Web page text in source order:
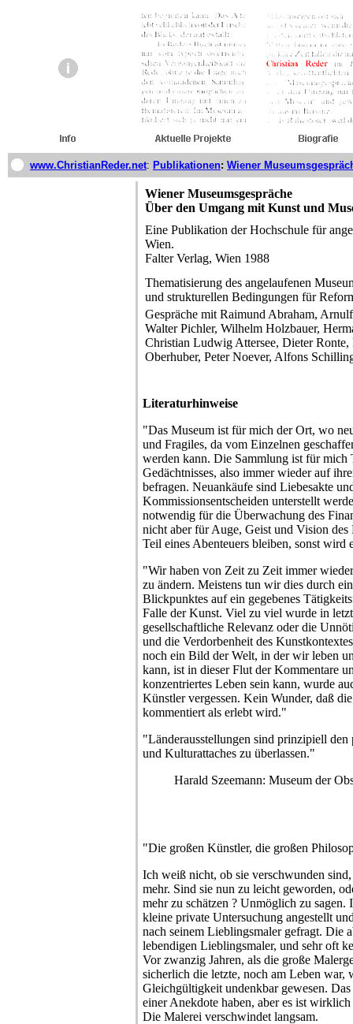
www.ChristianReder.net: Publikationen: Wiener
Wiener Museumsgespräche
Über den Umgang mit Kunst und
Eine Publikation der Hochschule für
Wien.
Falter Verlag, Wien 1988
Thematisierung des angelaufenen
und strukturellen Bedingungen für
Gespräche mit Raimund Abraham,
Walter Pichler, Wilhelm Holzbauer,
Christian Ludwig Attersee, Dieter Ronte,
Oberhuber, Peter Noever, Alfons
Literaturhinweise
"Das Museum ist für mich der Ort, wo
und Fragiles, da vom Einzelnen
werden kann. Die Sammlung ist für mich
Gedächtnisses, also immer wieder auf
befragen. Neuankäufe sind Liebesakte
Kommissionsentscheiden unterstellt
notwendig für die Überwachung des
nicht aber für Auge, Geist und Vision
Teil eines Abenteuers bleiben, sonst wird
"Wir haben von Zeit zu Zeit immer
zu ändern. Meistens tun wir dies durch
Blickpunktes auf ein gegebenes
Falle der Kunst. Viel zu viel wurde in
gesellschaftliche Relevanz oder die
und die Verdorbenheit des
noch ein Bild der Welt, in der wir leben
kann, ist in dieser Flut der Kommentare
konzentriertes Leben sein kann, wurde
Künstler vergessen. Kein Wunder, daß
kommentiert als erlebt wird."
"Länderausstellungen sind prinzipiell den
und Kulturattaches zu überlassen."
Harald Szeemann: Museum der
"Die großen Künstler, die großen
Ich weiß nicht, ob sie verschwunden
mehr. Sind sie nun zu leicht geworden,
mehr zu schätzen ? Unmöglich zu sagen.
kleine private Untersuchung angestellt
nach seinem Lieblingsmaler gefragt. Die
lebendigen Lieblingsmaler, und sehr oft
Vor zwanzig Jahren, als die große
sicherlich die letzte, noch am Leben war,
Gleichgültigkeit undenkbar gewesen.
einer Anekdote haben, aber es ist
Die Malerei verschwindet langsam.